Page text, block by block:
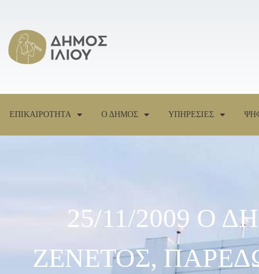
ΕΠΙΚΑΙΡΟΤΗΤΑ Ο ΔΗΜΟΣ ΥΠΗΡΕΣΙΕΣ
25/11/2009 Ο
ΖΕΝΕΤΟΣ,